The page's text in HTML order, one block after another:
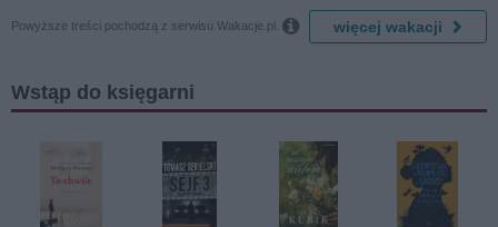
Powyższe treści pochodzą z serwisu Wakacje.pl.  więcej wakacji
Wstąp do księgarni